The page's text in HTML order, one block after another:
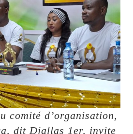
comité d’organisation,
dit Djallas 1er, invite